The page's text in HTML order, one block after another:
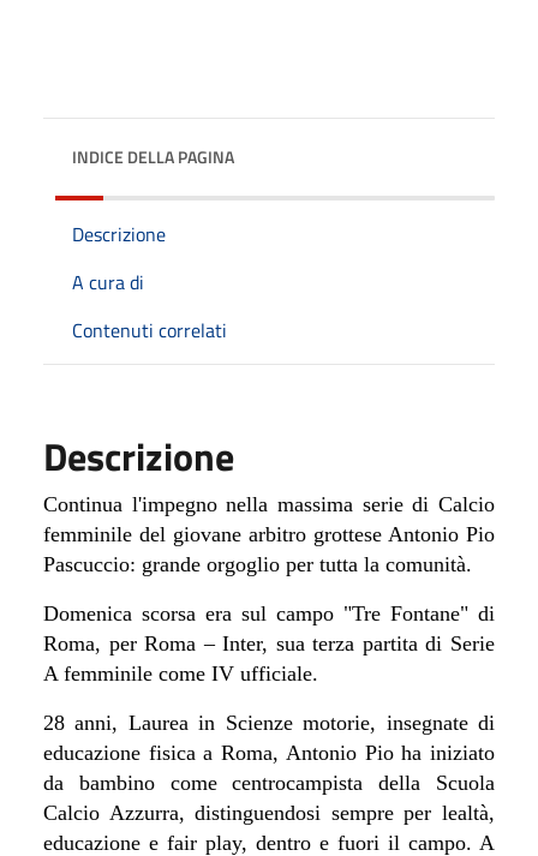
INDICE DELLA PAGINA
Descrizione
A cura di
Contenuti correlati
Descrizione
Continua l'impegno nella massima serie di Calcio
femminile del giovane arbitro grottese Antonio Pio
Pascuccio: grande orgoglio per tutta la comunità.
Domenica scorsa era sul campo "Tre Fontane" di
Roma, per Roma – Inter, sua terza partita di Serie
A femminile come IV ufficiale.
28 anni, Laurea in Scienze motorie, insegnate di
educazione fisica a Roma, Antonio Pioha iniziato
da bambino come centrocampista della Scuola
Calcio Azzurra, distinguendosi sempre per lealtà,
educazione e fair play, dentro e fuori il campo. A